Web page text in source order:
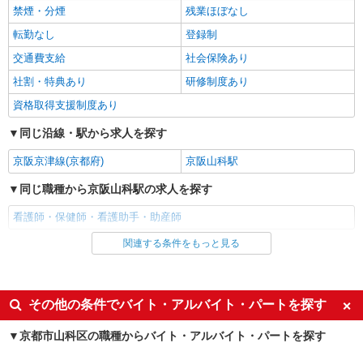
≪山科駅≫未経験・無資格から看護助手へ挑
戦！シフト相談OK♪
時給1550円〜2187円 ＜日払い有/週払い有/交
通費全支給(ガソリン代含む)＞
京都市山科区｜最寄り駅：山科
キープ 詳細を見る
派遣社員
株式会社kotrio /●KY-H-2093809
善は急げ≫≫≫履歴書不要＆面接なし！駅チカ
病院で看護助手急募
時給1550円〜2187円 ＜日払い有/週払い有/交
通費全支給(ガソリン代含む)＞
キープ 詳細を見る
派遣社員
禁煙・分煙
残業ほぼなし
転勤なし
登録制
交通費支給
社会保険あり
社割・特典あり
研修制度あり
資格取得支援制度あり
同じ沿線・駅から求人を探す
京阪京津線(京都府) 京阪山科駅
同じ職種から京阪山科駅の求人を探す
看護師・保健師・看護助手・助産師
同じ雇用形態から京阪山科駅の求人を探す
派遣社員
同じ特徴から京阪山科駅の求人を探す
関連する条件をもっと見る
その他の条件でバイト・アルバイト・パートを探す
京都市山科区の職種からバイト・アルバイト・パートを探す